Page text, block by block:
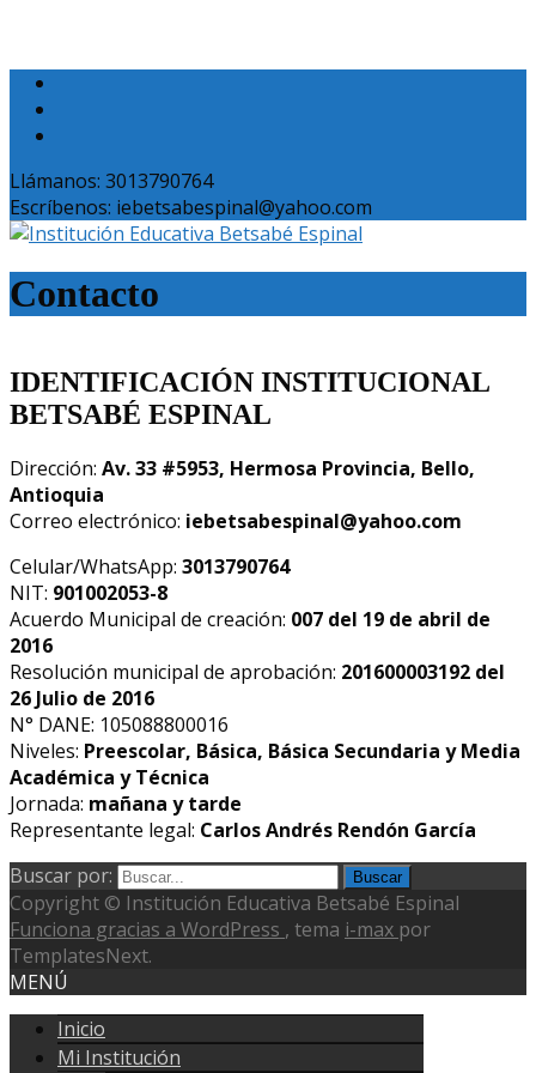
Llámanos: 3013790764
Escríbenos: iebetsabespinal@yahoo.com
Contacto
IDENTIFICACIÓN INSTITUCIONAL
BETSABÉ ESPINAL
Dirección: Av. 33 #5953, Hermosa Provincia, Bello,
Antioquia
Correo electrónico: iebetsabespinal@yahoo.com
Celular/WhatsApp: 3013790764
NIT: 901002053-8
Acuerdo Municipal de creación: 007 del 19 de abril de
2016
Resolución municipal de aprobación: 201600003192 del
26 Julio de 2016
N° DANE: 105088800016
Niveles: Preescolar, Básica, Básica Secundaria y Media
Académica y Técnica
Jornada: mañana y tarde
Representante legal: Carlos Andrés Rendón García
Buscar por:
Copyright © Institución Educativa Betsabé Espinal
Funciona gracias a WordPress , tema i-max por
TemplatesNext.
MENÚ
Inicio
Mi Institución